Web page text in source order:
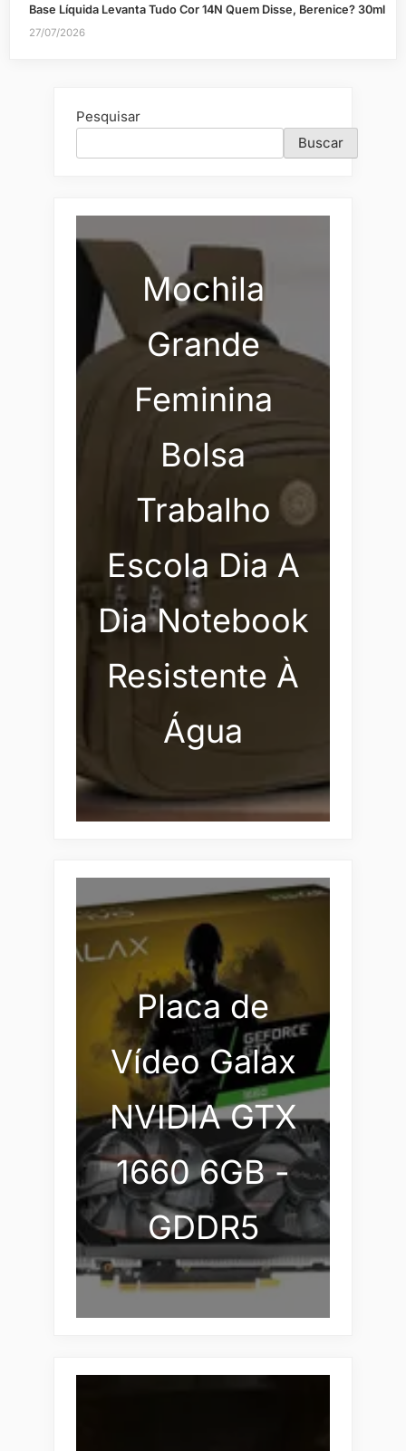
Base Líquida Levanta Tudo Cor 14N Quem Disse, Berenice? 30ml
27/07/2026
Pesquisar
Buscar
Mochila
Grande
Feminina
Bolsa
Trabalho
Escola Dia A
Dia Notebook
Resistente À
Água
Placa de
Vídeo Galax
NVIDIA GTX
1660 6GB -
GDDR5